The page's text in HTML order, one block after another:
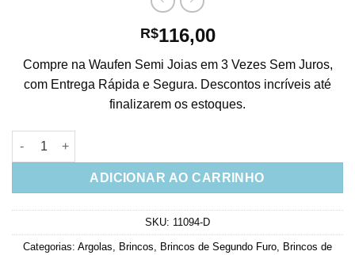
R$116,00
Compre na Waufen Semi Joias em 3 Vezes Sem Juros,
com Entrega Rápida e Segura. Descontos incríveis até
finalizarem os estoques.
Argola Pequena Micro Cravejada De Zirconias Banho Rodio
ADICIONAR AO CARRINHO
SKU: 11094-D
Categorias: Argolas Brincos Brincos de Segundo Furo Brincos de